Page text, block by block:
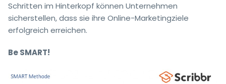
Schritten im Hinterkopf können Unternehmen
sicherstellen, dass sie ihre Online-Marketingziele
erfolgreich erreichen.
Be SMART!